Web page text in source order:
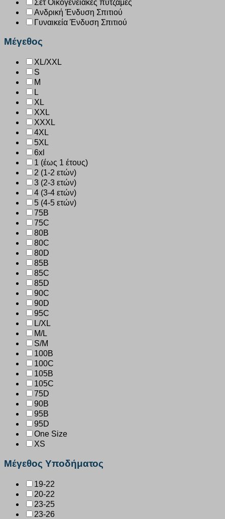
Σετ Οικογενειακές πυτζάμες
Ανδρική Ένδυση Σπιτιού
Γυναικεία Ένδυση Σπιτιού
Μέγεθος
XL/XXL
S
M
L
XL
XXL
XXXL
4XL
5XL
6xl
1 (έως 1 έτους)
2 (1-2 ετών)
3 (2-3 ετών)
4 (3-4 ετών)
5 (4-5 ετών)
75B
75C
80B
80C
80D
85B
85C
85D
90C
90D
95C
L/XL
M/L
S/M
100B
100C
105B
105C
75D
90B
95B
95D
One Size
XS
Μέγεθος Υποδήματος
19-22
20-22
23-25
23-26